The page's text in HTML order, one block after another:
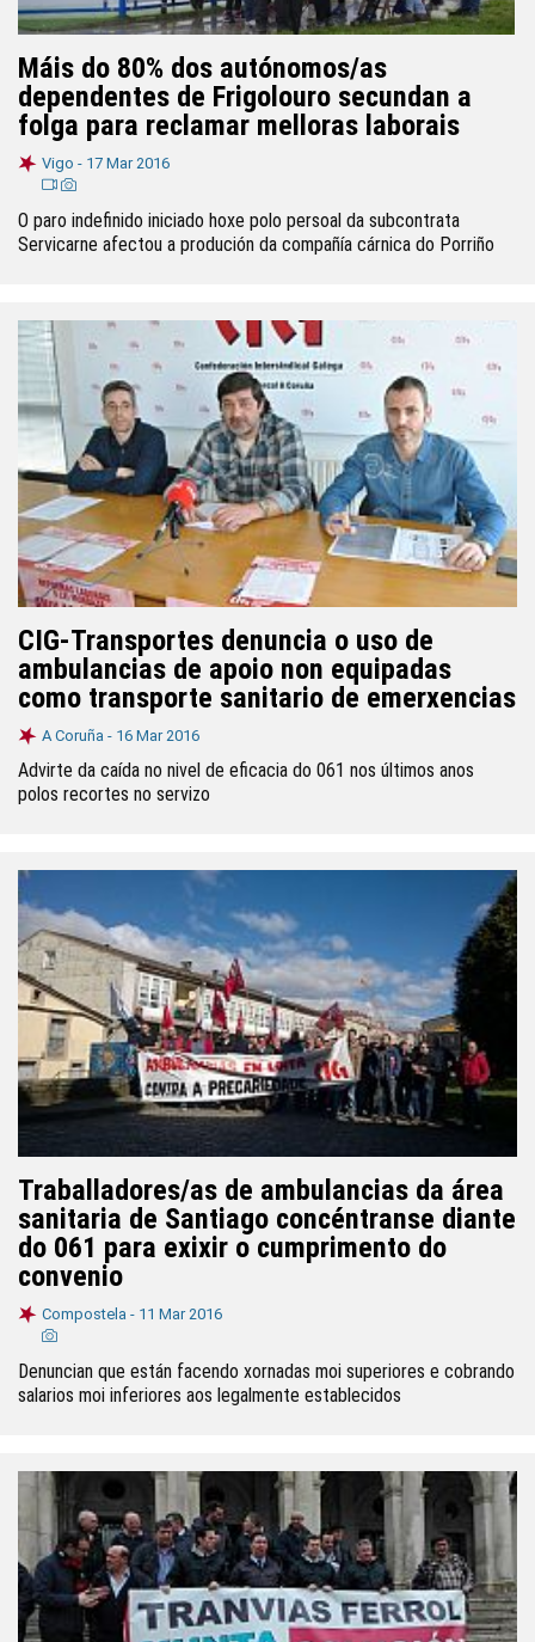
Máis do 80% dos autónomos/as
dependentes de Frigolouro secundan a
folga para reclamar melloras laborais
Vigo - 17 Mar 2016
O paro indefinido iniciado hoxe polo persoal da subcontrata
Servicarne afectou a produción da compañía cárnica do Porriño
CIG-Transportes denuncia o uso de
ambulancias de apoio non equipadas
como transporte sanitario de emerxencias
A Coruña - 16 Mar 2016
Advirte da caída no nivel de eficacia do 061 nos últimos anos
polos recortes no servizo
Traballadores/as de ambulancias da área
sanitaria de Santiago concéntranse diante
do 061 para exixir o cumprimento do
convenio
Compostela - 11 Mar 2016
Denuncian que están facendo xornadas moi superiores e cobrando
salarios moi inferiores aos legalmente establecidos